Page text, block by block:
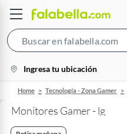
location-
icon
Ingresa tu ubicación
Home Tecnología - Zona Gamer
Monitores Gamer - lg